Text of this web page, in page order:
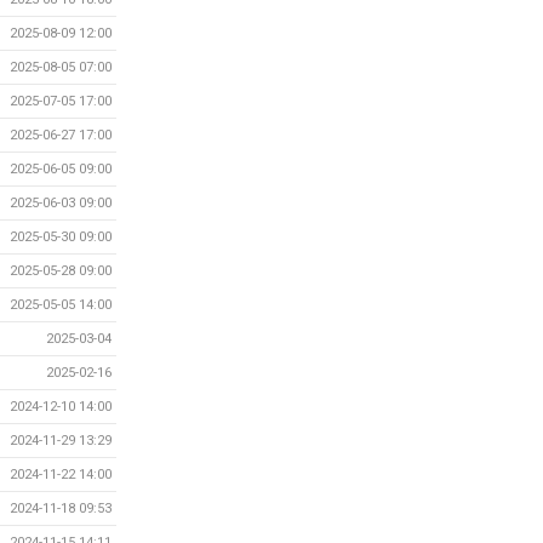
2025-08-09 12:00
2025-08-05 07:00
2025-07-05 17:00
2025-06-27 17:00
2025-06-05 09:00
2025-06-03 09:00
2025-05-30 09:00
2025-05-28 09:00
2025-05-05 14:00
2025-03-04
2025-02-16
2024-12-10 14:00
2024-11-29 13:29
2024-11-22 14:00
2024-11-18 09:53